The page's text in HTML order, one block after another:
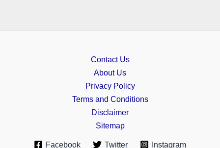
Contact Us
About Us
Privacy Policy
Terms and Conditions
Disclaimer
Sitemap
Facebook Twitter Instagram